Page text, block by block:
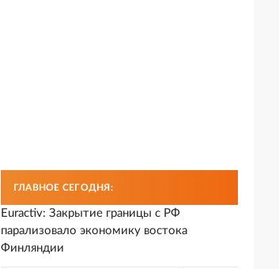
ГЛАВНОЕ СЕГОДНЯ:
Euractiv: Закрытие границы с РФ
парализовало экономику востока
Финляндии